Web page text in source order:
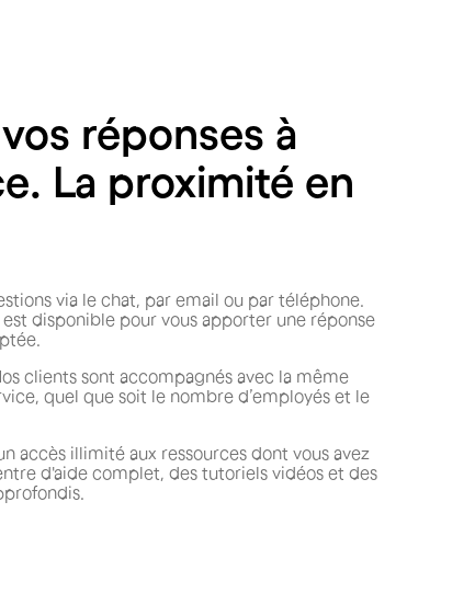
réponses à
La proximité en
via le chat, par email ou par téléphone.
disponible pour vous apporter une réponse
clients sont accompagnés avec la même
quel que soit le nombre d’employés et le
accès illimité aux ressources dont vous avez
d'aide complet, des tutoriels vidéos et des